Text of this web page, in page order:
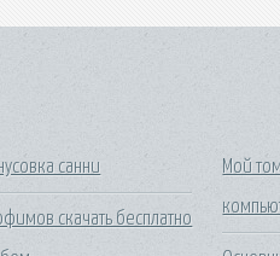
санни
скачать бесплатно
Мой